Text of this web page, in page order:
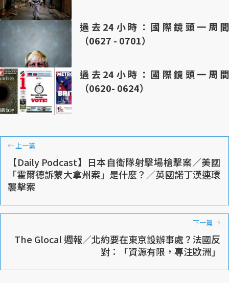
過去24小時：國際鏡頭一周間
（0627 - 0701）
過去24小時：國際鏡頭一周間
（0620- 0624）
← 上一篇
【Daily Podcast】日本自衛隊射擊場槍擊案／美國
「霍爾德訴蒙大拿州案」是什麼？／英國諾丁漢連環
襲擊案
下一篇→
The Glocal 週報／北約要在東京設辦事處？法國反
對：「資源有限，專注歐洲」